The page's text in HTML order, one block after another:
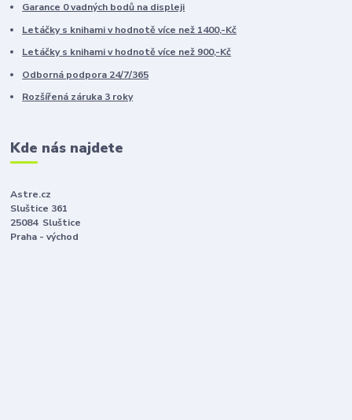
Garance 0 vadných bodů na displeji
Letáčky s knihami v hodnotě více než 1400,-Kč
Letáčky s knihami v hodnotě více než 900,-Kč
Odborná podpora 24/7/365
Rozšířená záruka 3 roky
Kde nás najdete
Astre.cz
Sluštice 361
25084 Sluštice
Praha - východ